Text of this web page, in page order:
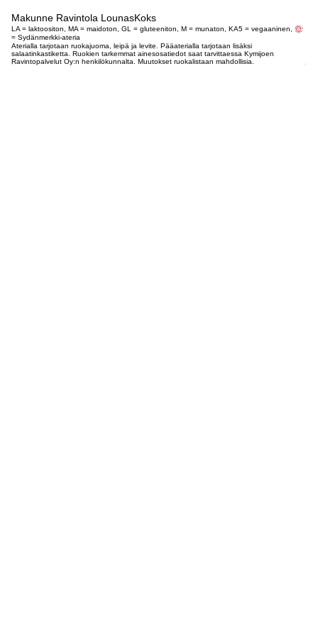
Makunne Ravintola LounasKoks
LA = laktoositon, MA = maidoton, GL = gluteeniton, M = munaton, KA5 = vegaaninen,
= Sydänmerkki-ateria
Aterialla tarjotaan ruokajuoma, leipä ja levite. Pääaterialla tarjotaan lisäksi
salaatinkastiketta. Ruokien tarkemmat ainesosatiedot saat tarvittaessa Kymijoen
Ravintopalvelut Oy:n henkilökunnalta. Muutokset ruokalistaan mahdollisia.